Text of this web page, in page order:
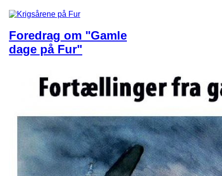
Foredrag om "Gamle
dage på Fur"​